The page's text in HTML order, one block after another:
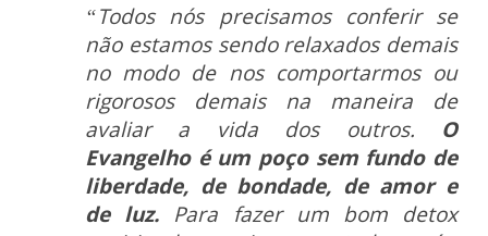
“Todos nós precisamos conferir se
não estamos sendo relaxados demais
no modo de nos comportarmos ou
rigorosos demais na maneira de
avaliar a vida dos outros. O
Evangelho é um poço sem fundo de
liberdade, de bondade, de amor e
de luz. Para fazer um bom detox